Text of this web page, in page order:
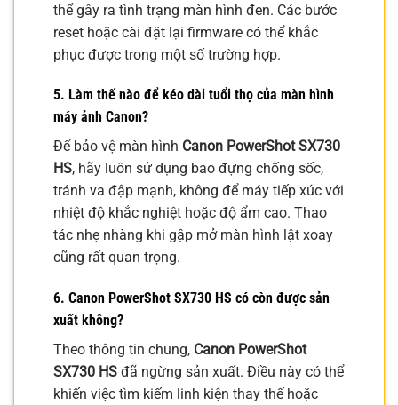
thể gây ra tình trạng màn hình đen. Các bước
reset hoặc cài đặt lại firmware có thể khắc
phục được trong một số trường hợp.
5. Làm thế nào để kéo dài tuổi thọ của màn hình
máy ảnh Canon?
Để bảo vệ màn hình Canon PowerShot SX730
HS, hãy luôn sử dụng bao đựng chống sốc,
tránh va đập mạnh, không để máy tiếp xúc với
nhiệt độ khắc nghiệt hoặc độ ẩm cao. Thao
tác nhẹ nhàng khi gập mở màn hình lật xoay
cũng rất quan trọng.
6. Canon PowerShot SX730 HS có còn được sản
xuất không?
Theo thông tin chung, Canon PowerShot
SX730 HS đã ngừng sản xuất. Điều này có thể
khiến việc tìm kiếm linh kiện thay thế hoặc